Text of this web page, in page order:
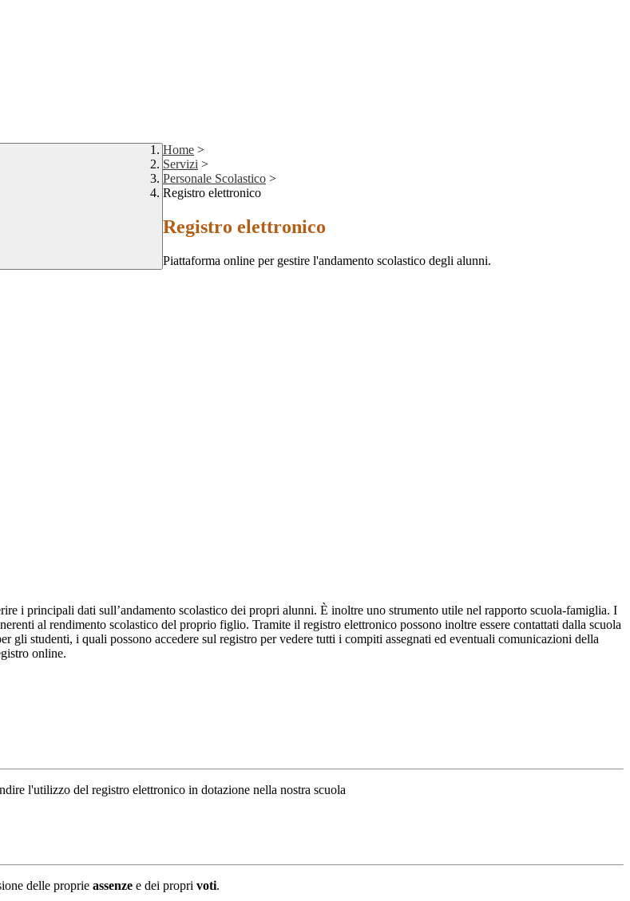
Home >
Servizi >
Personale Scolastico >
Registro elettronico
Registro elettronico
Piattaforma online per gestire l'andamento scolastico degli alunni.
i principali dati sull’andamento scolastico dei propri alunni. È inoltre uno strumento utile nel rapporto scuola-famiglia. I
al rendimento scolastico del proprio figlio. Tramite il registro elettronico possono inoltre essere contattati dalla scuola
studenti, i quali possono accedere sul registro per vedere tutti i compiti assegnati ed eventuali comunicazioni della
online.
l'utilizzo del registro elettronico in dotazione nella nostra scuola
delle proprie assenze e dei propri voti.